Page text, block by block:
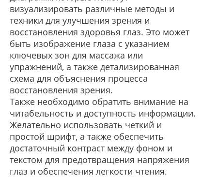
визуализировать различные методы и
техники для улучшения зрения и
восстановления здоровья глаз. Это может
быть изображение глаза с указанием
ключевых зон для массажа или
упражнений, а также детализированная
схема для объяснения процесса
восстановления зрения.
Также необходимо обратить внимание на
читабельность и доступность информации.
Желательно использовать четкий и
простой шрифт, а также обеспечить
достаточный контраст между фоном и
текстом для предотвращения напряжения
глаз и обеспечения легкости чтения.